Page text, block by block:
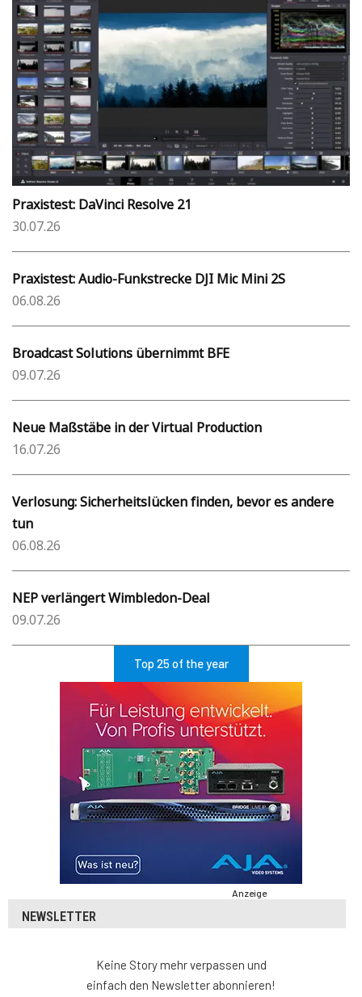
Praxistest: DaVinci Resolve 21
30.07.26
Praxistest: Audio-Funkstrecke DJI Mic Mini 2S
06.08.26
Broadcast Solutions übernimmt BFE
09.07.26
Neue Maßstäbe in der Virtual Production
16.07.26
Verlosung: Sicherheitslücken finden, bevor es andere
tun
06.08.26
NEP verlängert Wimbledon-Deal
09.07.26
Top 25 of the year
Anzeige
NEWSLETTER
Keine Story mehr verpassen und
einfach den Newsletter abonnieren!